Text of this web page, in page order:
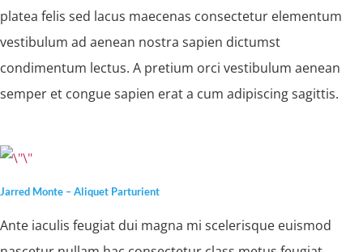
platea felis sed lacus maecenas consectetur elementum
vestibulum ad aenean nostra sapien dictumst
condimentum lectus. A pretium orci vestibulum aenean
semper et congue sapien erat a cum adipiscing sagittis.
Jarred Monte – Aliquet Parturient
Ante iaculis feugiat dui magna mi scelerisque euismod